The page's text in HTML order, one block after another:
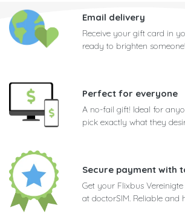
Email delivery
Receive your gift card in
ready to brighten
Perfect for everyone
A no-fail gift! Ideal for
pick exactly what they
Secure payment with
Get your Flixbus
at doctorSIM. Reliable and